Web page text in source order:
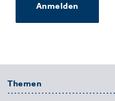
Anmelden
Themen